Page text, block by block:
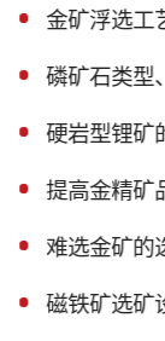
金矿浮选工
磷矿石类型
硬岩型锂矿
提高金精矿
难选金矿的
磁铁矿选矿